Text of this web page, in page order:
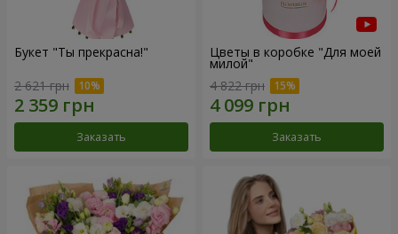
Букет "Ты прекрасна!"
2 621 грн
Заказать
Цветы в коробке "Для моей
милой"
4 822 грн
Заказать